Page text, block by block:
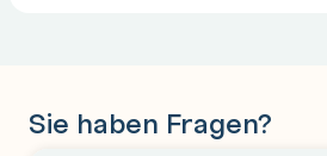
Sie haben Fragen?